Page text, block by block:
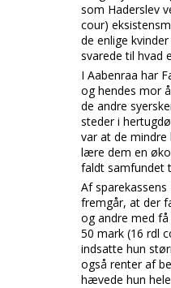
som Haderslev
cour)
de enlige
svarede til hvad
I Aabenraa har
og hendes mor
de andre
steder i
var at de mindre
lære dem en
faldt samfundet
Af
fremgår, at der f
og andre med
50 mark (16 rdl
indsatte hun
også renter af
hævede hun